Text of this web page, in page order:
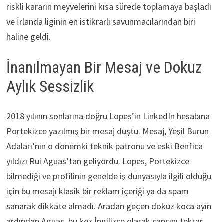
riskli kararın meyvelerini kısa sürede toplamaya başladı
ve İrlanda liginin en istikrarlı savunmacılarından biri
haline geldi.
İnanılmayan Bir Mesaj ve Dokuz
Aylık Sessizlik
2018 yılının sonlarına doğru Lopes’in LinkedIn hesabına
Portekizce yazılmış bir mesaj düştü. Mesaj, Yeşil Burun
Adaları’nın o dönemki teknik patronu ve eski Benfica
yıldızı Rui Aguas’tan geliyordu. Lopes, Portekizce
bilmediği ve profilinin genelde iş dünyasıyla ilgili olduğu
için bu mesajı klasik bir reklam içeriği ya da spam
sanarak dikkate almadı. Aradan geçen dokuz koca ayın